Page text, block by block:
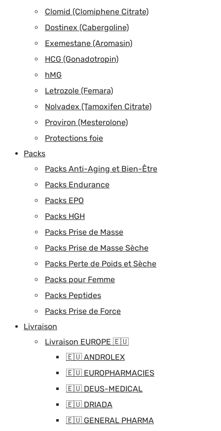
Clomid (Clomiphene Citrate)
Dostinex (Cabergoline)
Exemestane (Aromasin)
HCG (Gonadotropin)
hMG
Letrozole (Femara)
Nolvadex (Tamoxifen Citrate)
Proviron (Mesterolone)
Protections foie
Packs
Packs Anti-Aging et Bien-Être
Packs Endurance
Packs EPO
Packs HGH
Packs Prise de Masse
Packs Prise de Masse Sèche
Packs Perte de Poids et Sèche
Packs pour Femme
Packs Peptides
Packs Prise de Force
Livraison
Livraison EUROPE 🇪🇺
🇪🇺 ANDROLEX
🇪🇺 EUROPHARMACIES
🇪🇺 DEUS-MEDICAL
🇪🇺 DRIADA
🇪🇺 GENERAL PHARMA